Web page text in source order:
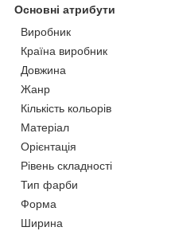
Основні атрибути
Виробник
Країна виробник
Довжина
Жанр
Кількість кольорів
Матеріал
Орієнтація
Рівень складності
Тип фарби
Форма
Ширина